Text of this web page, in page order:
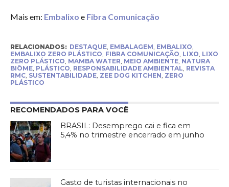
Mais em: Embalixo e Fibra Comunicação
RELACIONADOS: DESTAQUE, EMBALAGEM, EMBALIXO,
EMBALIXO ZERO PLÁSTICO, FIBRA COMUNICAÇÃO, LIXO, LIXO
ZERO PLÁSTICO, MAMBA WATER, MEIO AMBIENTE, NATURA
BIŌME, PLÁSTICO, RESPONSABILIDADE AMBIENTAL, REVISTA
RMC, SUSTENTABILIDADE, ZEE DOG KITCHEN, ZERO
PLÁSTICO
RECOMENDADOS PARA VOCÊ
BRASIL: Desemprego cai e fica em
5,4% no trimestre encerrado em junho
Gasto de turistas internacionais no